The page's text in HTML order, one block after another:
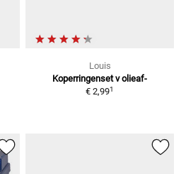
Louis
Koperringenset v olieaf-
€ 2,991